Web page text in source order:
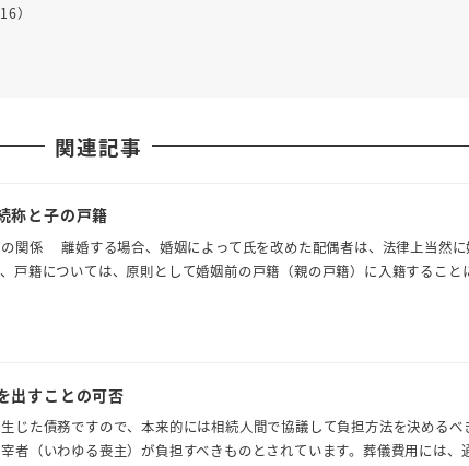
）
関連記事
称と子の戸籍
関係 離婚する場合、婚姻によって氏を改めた配偶者は、法律上当然に
戸籍については、原則として婚姻前の戸籍（親の戸籍）に入籍すること
出すことの可否
じた債務ですので、本来的には相続人間で協議して負担方法を決めるべ
者（いわゆる喪主）が負担すべきものとされています。葬儀費用には、